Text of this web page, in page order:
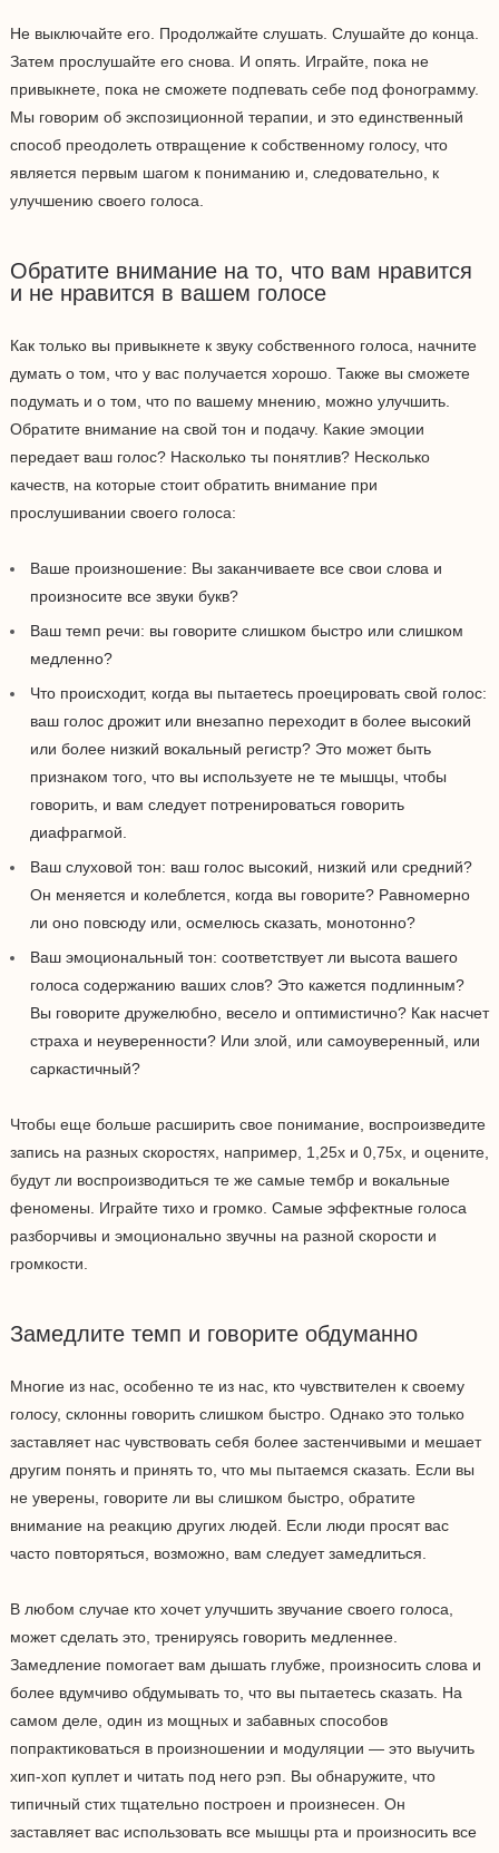
Не выключайте его. Продолжайте слушать. Слушайте до конца.
Затем прослушайте его снова. И опять. Играйте, пока не
привыкнете, пока не сможете подпевать себе под фонограмму.
Мы говорим об экспозиционной терапии, и это единственный
способ преодолеть отвращение к собственному голосу, что
является первым шагом к пониманию и, следовательно, к
улучшению своего голоса.
Обратите внимание на то, что вам нравится
и не нравится в вашем голосе
Как только вы привыкнете к звуку собственного голоса, начните
думать о том, что у вас получается хорошо. Также вы сможете
подумать и о том, что по вашему мнению, можно улучшить.
Обратите внимание на свой тон и подачу. Какие эмоции
передает ваш голос? Насколько ты понятлив? Несколько
качеств, на которые стоит обратить внимание при
прослушивании своего голоса:
Ваше произношение: Вы заканчиваете все свои слова и
произносите все звуки букв?
Ваш темп речи: вы говорите слишком быстро или слишком
медленно?
Что происходит, когда вы пытаетесь проецировать свой голос:
ваш голос дрожит или внезапно переходит в более высокий
или более низкий вокальный регистр? Это может быть
признаком того, что вы используете не те мышцы, чтобы
говорить, и вам следует потренироваться говорить
диафрагмой.
Ваш слуховой тон: ваш голос высокий, низкий или средний?
Он меняется и колеблется, когда вы говорите? Равномерно
ли оно повсюду или, осмелюсь сказать, монотонно?
Ваш эмоциональный тон: соответствует ли высота вашего
голоса содержанию ваших слов? Это кажется подлинным?
Вы говорите дружелюбно, весело и оптимистично? Как насчет
страха и неуверенности? Или злой, или самоуверенный, или
саркастичный?
Чтобы еще больше расширить свое понимание, воспроизведите
запись на разных скоростях, например, 1,25x и 0,75x, и оцените,
будут ли воспроизводиться те же самые тембр и вокальные
феномены. Играйте тихо и громко. Самые эффектные голоса
разборчивы и эмоционально звучны на разной скорости и
громкости.
Замедлите темп и говорите обдуманно
Многие из нас, особенно те из нас, кто чувствителен к своему
голосу, склонны говорить слишком быстро. Однако это только
заставляет нас чувствовать себя более застенчивыми и мешает
другим понять и принять то, что мы пытаемся сказать. Если вы
не уверены, говорите ли вы слишком быстро, обратите
внимание на реакцию других людей. Если люди просят вас
часто повторяться, возможно, вам следует замедлиться.
В любом случае кто хочет улучшить звучание своего голоса,
может сделать это, тренируясь говорить медленнее.
Замедление помогает вам дышать глубже, произносить слова и
более вдумчиво обдумывать то, что вы пытаетесь сказать. На
самом деле, один из мощных и забавных способов
попрактиковаться в произношении и модуляции — это выучить
хип-хоп куплет и читать под него рэп. Вы обнаружите, что
типичный стих тщательно построен и произнесен. Он
заставляет вас использовать все мышцы рта и произносить все